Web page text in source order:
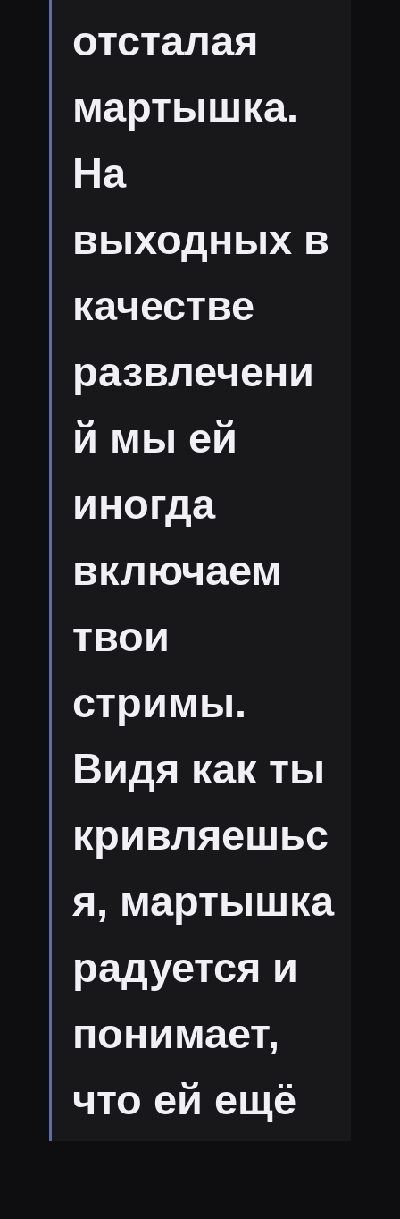
отсталая
мартышка.
На
выходных в
качестве
развлечени
й мы ей
иногда
включаем
твои
стримы.
Видя как ты
кривляешьс
я, мартышка
радуется и
понимает,
что ей ещё